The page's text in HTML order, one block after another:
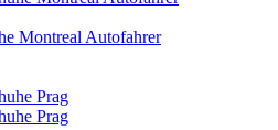
Montreal Autofahrer